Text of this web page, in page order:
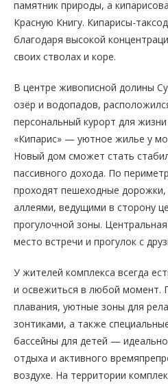
памятник природы, а
Красную Книгу. Кипарисы-
благодаря высокой
своих стволах и коре.
В центре живописной долины
озёр и водопадов,
персональный курорт для
«Кипарис» — уютное жилье у
Новый дом сможет стать
пассивного дохода. По
проходят пешеходные
аллеями, ведущими в сторону
прогулочной зоны.
место встречи и прогулок с
У жителей комплекса всегда
и освежиться в любой момент.
плавания, уютные зоны для
зонтиками, а также
бассейны для детей —
отдыха и активного
воздухе. На территории